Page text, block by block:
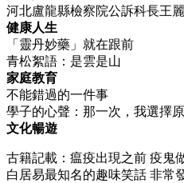
河北盧龍縣檢察院公訴科長王
健康人生
「靈丹妙藥」就在跟前
青松絮語：是雲是山
家庭教育
不能錯過的一件事
學子的心聲：那一次，我選擇
文化暢遊
古籍記載：瘟疫出現之前 疫鬼
白居易最知名的趣味笑話 非常